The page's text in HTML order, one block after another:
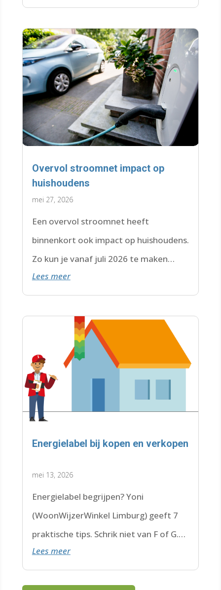
Overvol stroomnet impact op
huishoudens
mei 27, 2026
Een overvol stroomnet heeft
binnenkort ook impact op huishoudens.
Zo kun je vanaf juli 2026 te maken
krijgen met een wachtlijst.
Lees meer
Energielabel bij kopen en verkopen
mei 13, 2026
Energielabel begrijpen? Yoni
(WoonWijzerWinkel Limburg) geeft 7
praktische tips. Schrik niet van F of G.
Check de datum. Lees hier verder.
Lees meer